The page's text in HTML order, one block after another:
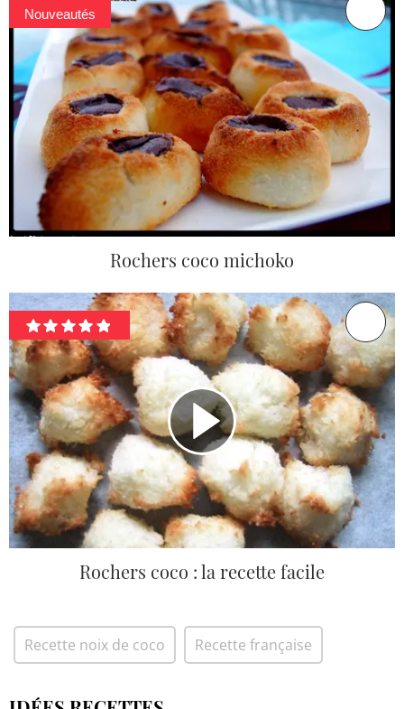
Nouveautés
Rochers coco michoko
Rochers coco : la recette facile
Recette noix de coco Recette française